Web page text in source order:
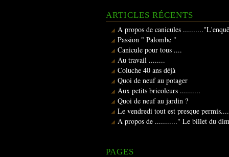
ARTICLES RÉCENTS
A propos de canicules
Passion " Palombe "
Canicule pour tous ....
Au travail ........
Coluche 40 ans déjà
Quoi de neuf au potager
Aux petits bricoleurs ..........
Quoi de neuf au jardin ?
Le vendredi tout est presque
A propos de ..........." Le billet du
PAGES